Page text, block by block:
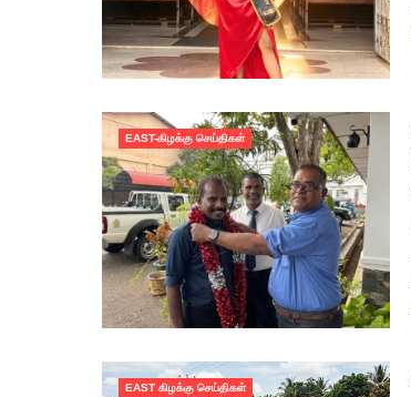
EAST-கிழக்கு செய்திகள்
EAST கிழக்கு செய்திகள்